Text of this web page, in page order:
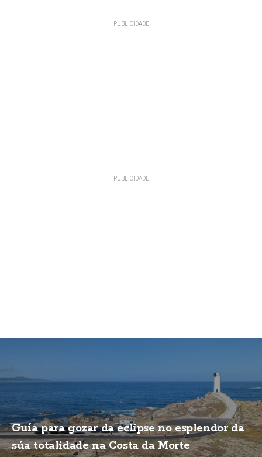
Guía para gozar da eclipse no esplendor da
súa totalidade na Costa da Morte